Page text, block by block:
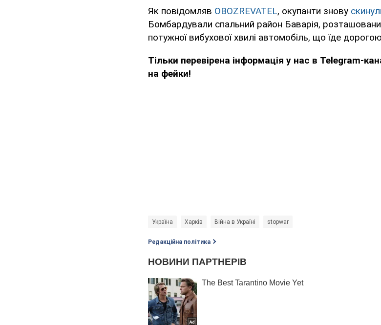
Як повідомляв OBOZREVATEL, окупанти знову
Бомбардували спальний район Баварія,
потужної вибухової хвилі автомобіль, що їде
Тільки перевірена інформація у нас в Telegram-
на фейки!
Україна Харків Війна в Україні stopwar
Редакційна політика